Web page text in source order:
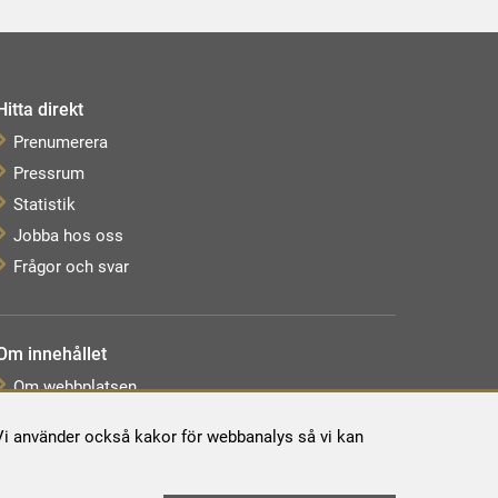
också kakor för webbanalys så vi kan
Hitta direkt
Prenumerera
Pressrum
Statistik
Jobba hos oss
Frågor och svar
innehållet
Om webbplatsen
Tillgänglighetsredogörelse